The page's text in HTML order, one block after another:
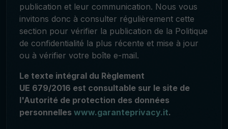
publication et leur communication. Nous vous
invitons donc à consulter régulièrement cette
section pour vérifier la publication de la Politique
de confidentialité la plus récente et mise à jour
ou à vérifier votre boîte e-mail.
Le texte intégral du Règlement
UE 679/2016 est consultable sur le site de
l'Autorité de protection des données
personnelles www.garanteprivacy.it.